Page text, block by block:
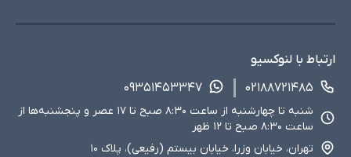
ارتباط با لنوکسیو
۰۲۱۸۸۷۲۱۴۸۵
۰۹۳۵۱۴۵۳۳۴۷
شنبه تا چهارشنبه از ساعت ۸:۳۰ صبح تا ۱۷ عصر و پنجشنبه‌ها از
ساعت ۸:۳۰ صبح تا ۱۲ ظهر
تهران، خیابان وزرا، خیابان بیستم (رفیعی)، پلاک ۱۰